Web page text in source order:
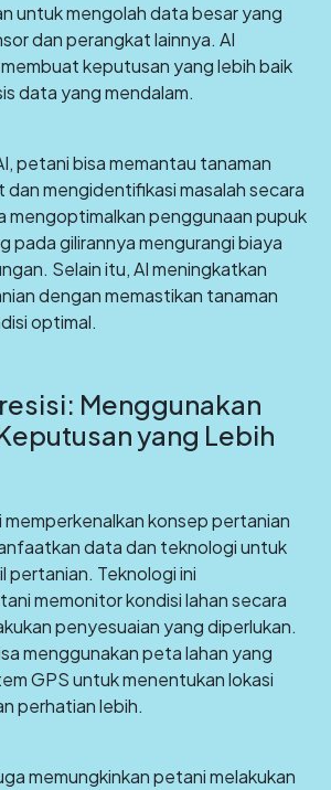
untuk mengolah data besar yang
dan perangkat lainnya. AI
keputusan yang lebih baik
data yang mendalam.
petani bisa memantau tanaman
dan mengidentifikasi masalah secara
mengoptimalkan penggunaan pupuk
pada gilirannya mengurangi biaya
Selain itu, AI meningkatkan
dengan memastikan tanaman
optimal.
Menggunakan
yang Lebih
konsep pertanian
data dan teknologi untuk
pertanian. Teknologi ini
memonitor kondisi lahan secara
penyesuaian yang diperlukan.
menggunakan peta lahan yang
GPS untuk menentukan lokasi
perhatian lebih.
memungkinkan petani melakukan